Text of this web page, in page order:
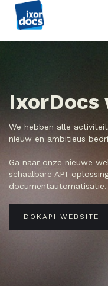
We hebben alle
nieuw en ambitieus
Ga naar onze nieuwe
schaalbare API-
documentautomatisatie.
DOKAPI WEBSITE